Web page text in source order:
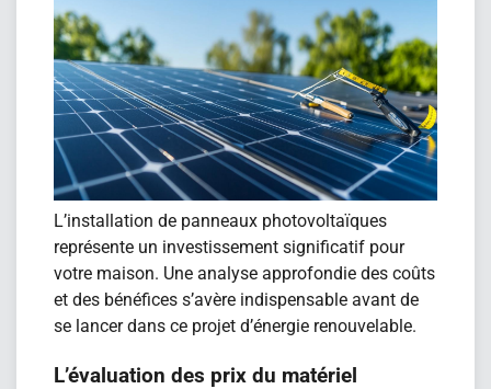
L’installation de panneaux photovoltaïques
représente un investissement significatif pour
votre maison. Une analyse approfondie des coûts
et des bénéfices s’avère indispensable avant de
se lancer dans ce projet d’énergie renouvelable.
L’évaluation des prix du matériel